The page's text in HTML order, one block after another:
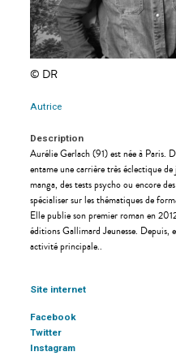
© DR
Autrice
Description
Aurélie Gerlach (91) est née à Paris.
entame une carrière très éclectique
manga, des tests psycho ou encore
spécialiser sur les thématiques de
Elle publie son premier roman en
éditions Gallimard Jeunesse. Depuis,
activité principale..
Site internet
Facebook
Twitter
Instagram